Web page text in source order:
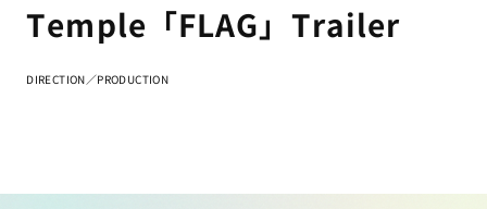
Temple「FLAG」Trailer
DIRECTION／PRODUCTION